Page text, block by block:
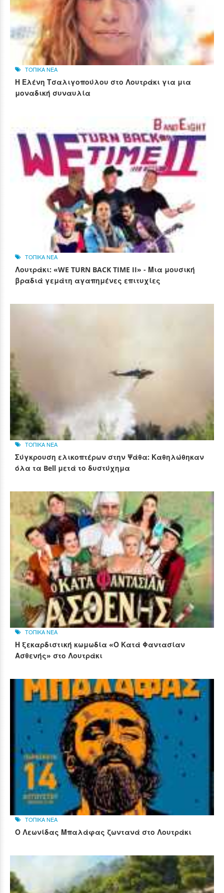
ΤΟΠΙΚΑ ΝΕΑ
Η Ελένη Τσαλιγοπούλου στο Λουτράκι για μια
μοναδική συναυλία
ΤΟΠΙΚΑ ΝΕΑ
Λουτράκι: «WE TURN BACK TIME II» - Μια μουσική
βραδιά γεμάτη αγαπημένες επιτυχίες
ΤΟΠΙΚΑ ΝΕΑ
Σύγκρουση ελικοπτέρων στην Ψάθα: Καθηλώθηκαν
όλα τα Bell μετά το δυστύχημα
ΤΟΠΙΚΑ ΝΕΑ
Η ξεκαρδιστική κωμωδία «Ο Κατά Φαντασίαν
Ασθενής» στο Λουτράκι
ΤΟΠΙΚΑ ΝΕΑ
Ο Λεωνίδας Μπαλάφας ζωντανά στο Λουτράκι